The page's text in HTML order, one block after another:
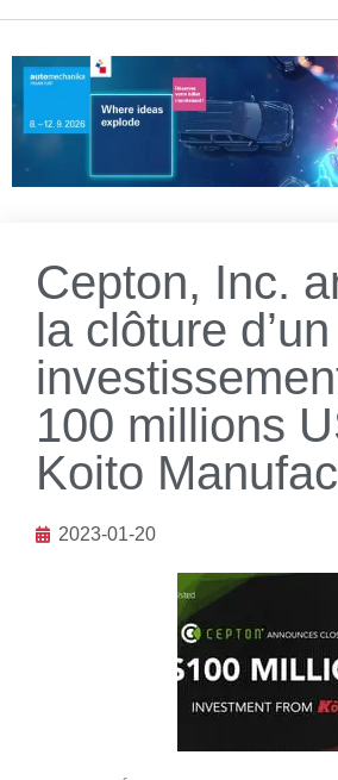
Cepton, Inc.
la clôture d’un
100 millions
Koito
2023-01-20